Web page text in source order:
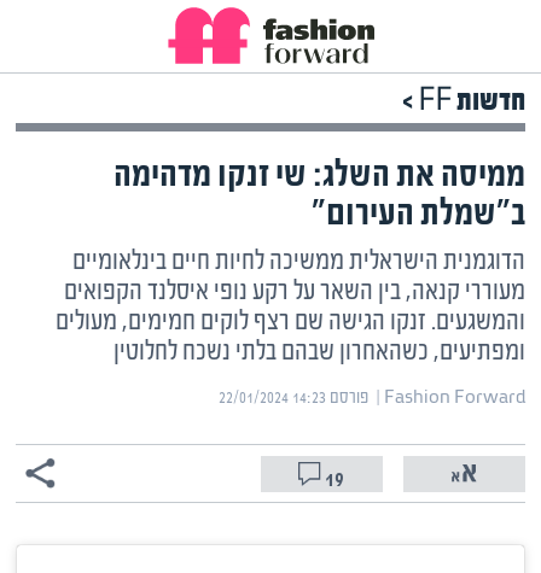
חדשות FF >
ממיסה את השלג: שי זנקו מדהימה
ב"שמלת העירום"
הדוגמנית הישראלית ממשיכה לחיות חיים בינלאומיים
מעוררי קנאה, בין השאר על רקע נופי איסלנד הקפואים
והמשגעים. זנקו הגישה שם רצף לוקים חמימים, מעולים
ומפתיעים, כשהאחרון שבהם בלתי נשכח לחלוטין
Fashion Forward | ‏ פורסם ‎22/01/2024 14:23
19